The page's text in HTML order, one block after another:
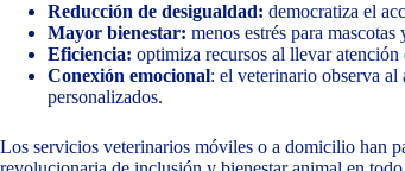
Reducción de desigualdad: democratiza el
Mayor bienestar: menos estrés para mascotas
Eficiencia: optimiza recursos al llevar atención
Conexión emocional: el veterinario observa al
personalizados.
Los servicios veterinarios móviles o a domicilio han